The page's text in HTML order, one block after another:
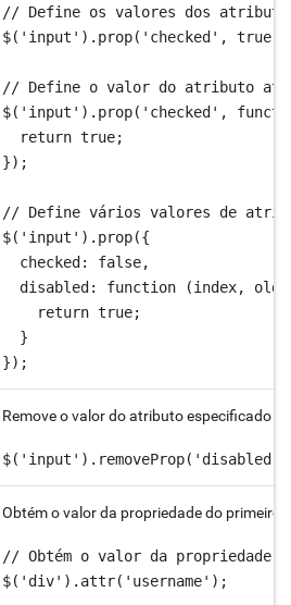
// Define os valores dos
$('input').prop('checked', true);
// Define o valor do atributo
$('input').prop('checked',
  return true;
});
// Define vários valores de
$('input').prop({
  checked: false,
disabled: function (index,
    return true;
  }
});
Remove o valor do atributo especificado
Obtém o valor da propriedade do primeiro
// Obtém o valor da propriedade
$('div').attr('username');